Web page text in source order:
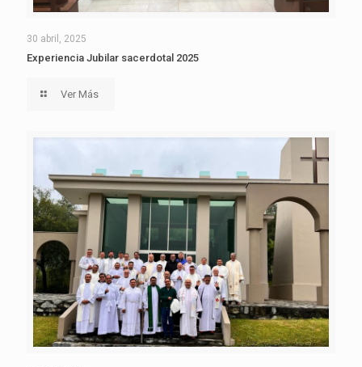
30 abril, 2025
Experiencia Jubilar sacerdotal 2025
Ver Más